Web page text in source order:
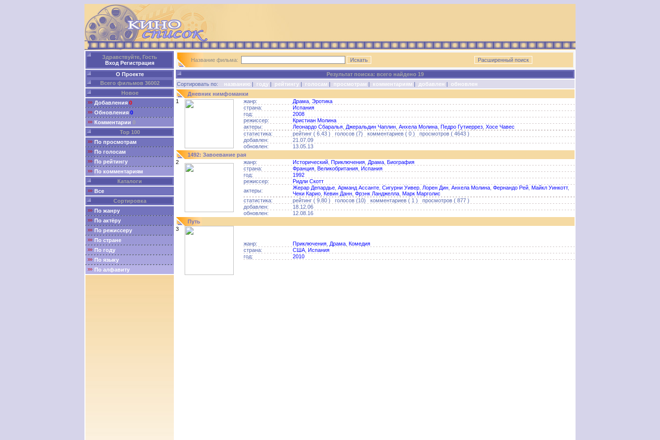
Здравствуйте, Гость
Вход Регистрация
О Проекте
Всего фильмов 36002
Новое
Добавления 0
Обновления 0
Комментарии 0
Top 100
По просмотрам
По голосам
По рейтингу
По комментариям
Каталоги
Все
Сортировка
По жанру
По актёру
По режиссеру
По стране
По году
По языку
По алфавиту
Название фильма:
Результат поиска: всего найдено 19
Сортировать по: названию | году | рейтингу | голосам | просмотрам | комментариям | добавлен | обновлен
Дневник нимфоманки
1
жанр: Драма Эротика
страна:
Испания
год:
2008
режиссер:
Кристиан Молина
актеры:
Леонардо Сбаралья Джеральдин Чаплин Анхела Молина Педро Гутиеррез Хосе Чавес
статистика:
рейтинг ( 6.43 ) голосов (7) комментариев ( 0 ) просмотров ( 4643 )
добавлен:
21.07.09
обновлен:
13.05.13
1492: Завоевание рая
2
жанр: Исторический Приключения Драма Биография
страна:
Франция Великобритания Испания
год:
1992
режиссер:
Ридли Скотт
актеры:
Жерар Депардье Арманд Ассанте Сигурни Уивер Лорен Дин Анхела Молина Фернандо Рей Майкл Уинкотт,
Чеки Карио Кевин Данн Фрэнк Ланджелла Марк Марголис
статистика:
рейтинг ( 9.80 ) голосов (10) комментариев ( 1 ) просмотров ( 877 )
добавлен:
18.12.06
обновлен:
12.08.16
Путь
3
жанр: Приключения Драма Комедия
страна:
США Испания
год:
2010